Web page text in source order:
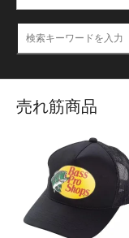
売れ筋商品